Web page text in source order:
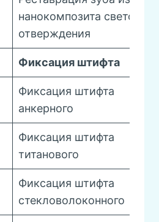
нанокомпозита светового
отверждения
Фиксация штифта
Фиксация штифта
анкерного
Фиксация штифта
титанового
Фиксация штифта
стекловолоконного